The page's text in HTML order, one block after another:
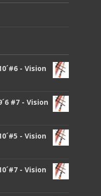
- Vision
#7 - Vision
- Vision
- Vision